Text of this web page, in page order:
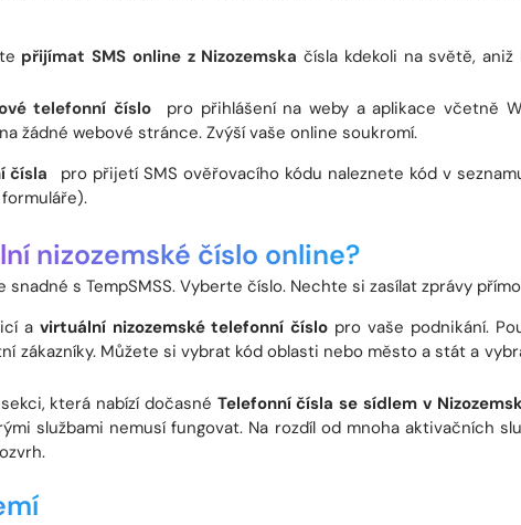
přijímat SMS online z Nizozemska čísla kdekoli na světě,
telefonní číslo
pro přihlášení na weby a aplikace včetně
žádné webové stránce. Zvýší vaše online soukromí.
čísla
pro přijetí SMS ověřovacího kódu naleznete kód v
nizozemské číslo online?
snadné s TempSMSS. Vyberte číslo. Nechte si zasílat zprávy
a virtuální nizozemské telefonní číslo pro vaše podnikání.
zákazníky. Můžete si vybrat kód oblasti nebo město a stát a
která nabízí dočasné Telefonní čísla se sídlem v
službami nemusí fungovat. Na rozdíl od mnoha aktivačních